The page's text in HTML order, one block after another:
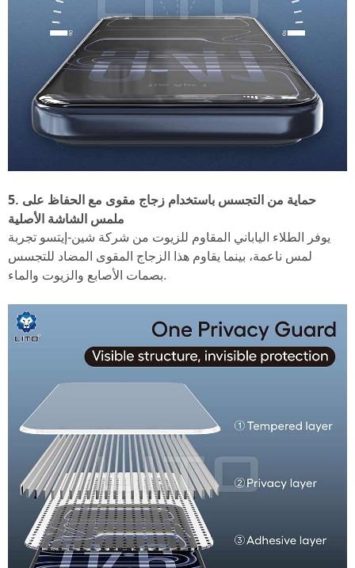
5. حماية من التجسس باستخدام زجاج مقوى مع الحفاظ على
ملمس الشاشة الأصلية
يوفر الطلاء الياباني المقاوم للزيوت من شركة شين-إيتسو تجربة
لمس ناعمة، بينما يقاوم هذا الزجاج المقوى المضاد للتجسس
بصمات الأصابع والزيوت والماء.